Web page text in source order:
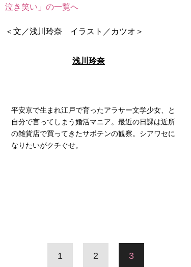
泣き笑い」の一覧へ
＜文／浅川玲奈 イラスト／カツオ＞
浅川玲奈
平安京で生まれ江戸で育ったアラサー文学少女、と
自分で言ってしまう婚活マニア。最近の日課は近所
の雑貨店で買ってきたサボテンの観察。シアワセに
なりたいがクチぐせ。
1 2 3